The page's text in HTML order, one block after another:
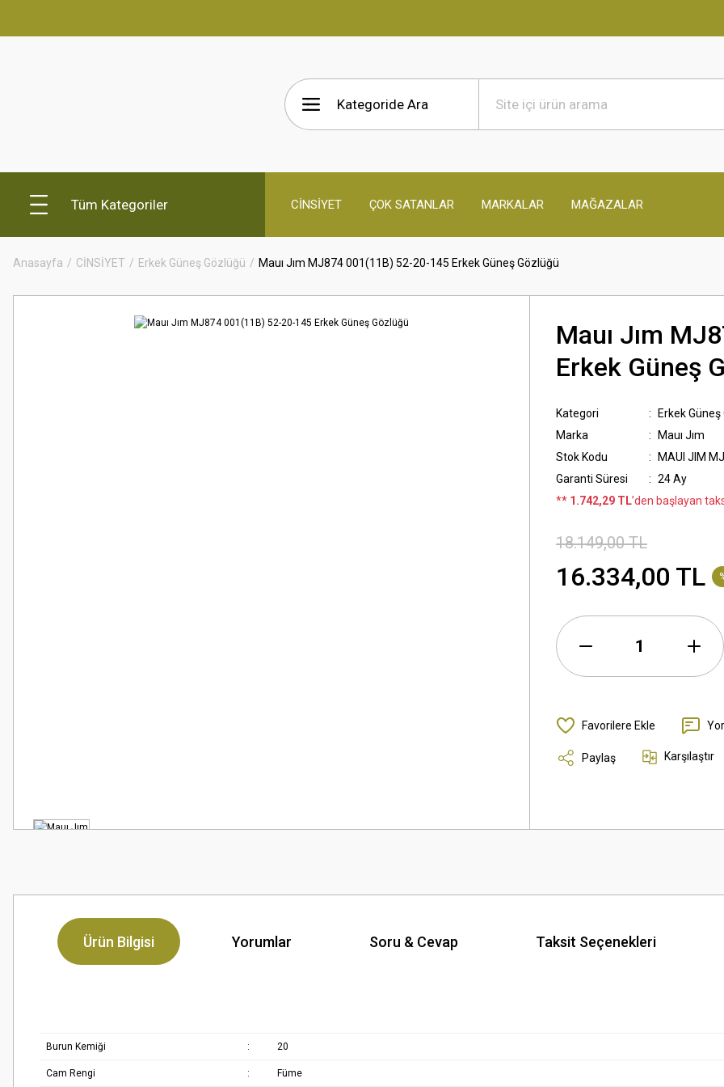
Tüm Kategoriler CİNSİYET ÇOK SATANLAR MARKALAR MAĞAZALAR
Anasayfa CİNSİYET Erkek Güneş Gözlüğü Mauı Jım MJ874 001(11B) 52-20-145 Erkek Güneş Gözlüğü
Mauı Jım
Erkek Güneş
Kategori
Erkek
Marka
Mauı Jım
Stok Kodu
MAUI JIM
Garanti Süresi
24 Ay
** 1.742,29 TL’den başlayan
18.149,00 TL
16.334,00 TL
Paylaş Karşılaştır
Ürün Bilgisi Yorumlar Soru & Cevap Taksit Seçenekleri
Burun Kemiği : 20
Cam Rengi : Füme